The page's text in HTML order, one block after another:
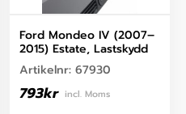
Ford Mondeo IV (2007–
2015) Estate, Lastskydd
Artikelnr: 67930
793kr incl. Moms